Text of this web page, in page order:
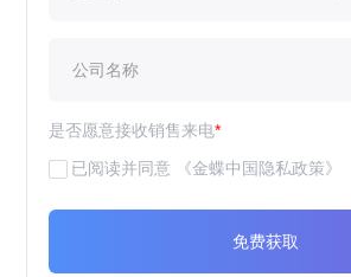
是否愿意接收销售来电*
已阅读并同意
《金蝶中国隐私政策》
免费获取